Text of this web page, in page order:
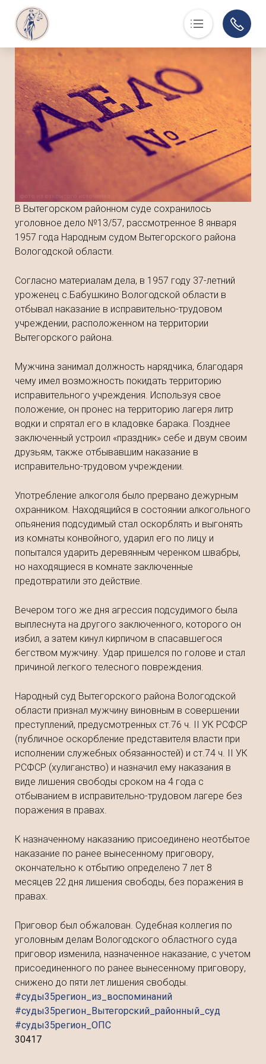
О нас
Люди, события, факты
Суд в помощь
Юристам
История
Информация по делам
Музей
В Вытегорском районном суде сохранилось
уголовное дело №13/57, рассмотренное 8 января
1957 года Народным судом Вытегорского района
Вологодской области.
Согласно материалам дела, в 1957 году 37-летний
уроженец с.Бабушкино Вологодской области в
отбывал наказание в исправительно-трудовом
учреждении, расположенном на территории
Вытегорского района.
Мужчина занимал должность нарядчика, благодаря
чему имел возможность покидать территорию
исправительного учреждения. Используя свое
положение, он пронес на территорию лагеря литр
водки и спрятал его в кладовке барака. Позднее
заключенный устроил «праздник» себе и двум своим
друзьям, также отбывавшим наказание в
исправительно-трудовом учреждении.
Употребление алкоголя было прервано дежурным
охранником. Находящийся в состоянии алкогольного
опьянения подсудимый стал оскорблять и выгонять
из комнаты конвойного, ударил его по лицу и
попытался ударить деревянным черенком швабры,
но находящиеся в комнате заключенные
предотвратили это действие.
Вечером того же дня агрессия подсудимого была
выплеснута на другого заключенного, которого он
избил, а затем кинул кирпичом в спасавшегося
бегством мужчину. Удар пришелся по голове и стал
причиной легкого телесного повреждения.
Народный суд Вытегорского района Вологодской
области признал мужчину виновным в совершении
преступлений, предусмотренных ст.76 ч. II УК РСФСР
(публичное оскорбление представителя власти при
исполнении служебных обязанностей) и ст.74 ч. II УК
РСФСР (хулиганство) и назначил ему наказания в
виде лишения свободы сроком на 4 года с
отбыванием в исправительно-трудовом лагере без
поражения в правах.
К назначенному наказанию присоединено неотбытое
наказание по ранее вынесенному приговору,
окончательно к отбытию определено 7 лет 8
месяцев 22 дня лишения свободы, без поражения в
правах.
Приговор был обжалован. Судебная коллегия по
уголовным делам Вологодского областного суда
приговор изменила, назначенное наказание, с учетом
присоединенного по ранее вынесенному приговору,
снижено до пяти лет лишения свободы.
#суды35регион_из_воспоминаний
#суды35регион_Вытегорский_районный_суд
#суды35регион_ОПС
30417